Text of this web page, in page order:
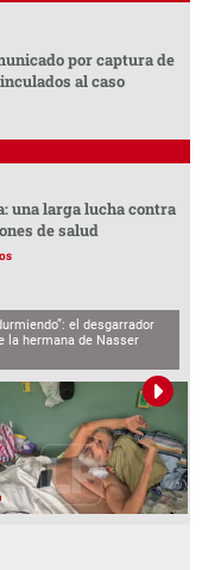
por captura de
al caso
una larga lucha contra
de salud
el desgarrador
la hermana de Nasser